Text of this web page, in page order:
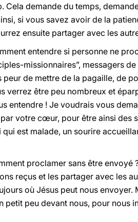
Cela demande du temps,
si vous savez avoir de la
ensuite partager avec les
entendre si personne ne
missionnaires”, messagers
peur de mettre de la pagaille, de
verrez être peu nombreux et
entendre ! Je voudrais vous
votre cœur, pour être ainsi des
est malade, un sourire
proclamer sans être envoyé
reçus et les partager avec les
où Jésus peut nous envoyer.
petit peu devant nous, pour nous